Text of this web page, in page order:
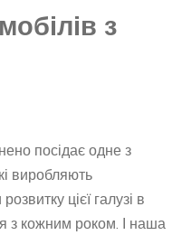
з
посідає одне з
виробляють
цієї галузі в
з кожним роком. І наша